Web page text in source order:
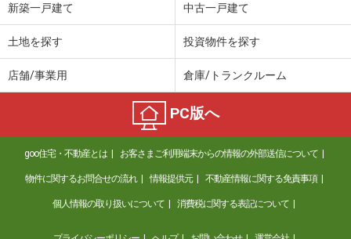
新築一戸建て 中古一戸建て
土地を探す 投資物件を探す
店舗/事業用 倉庫/トランクルーム
PC版へ
goo住宅・不動産とは お客さまご利用端末からの情報の外部送信について
物件に関するお問合せの流れ 情報提供元 不動産情報に関する免責事項
個人情報の取り扱いについて 消費税に関する表記について